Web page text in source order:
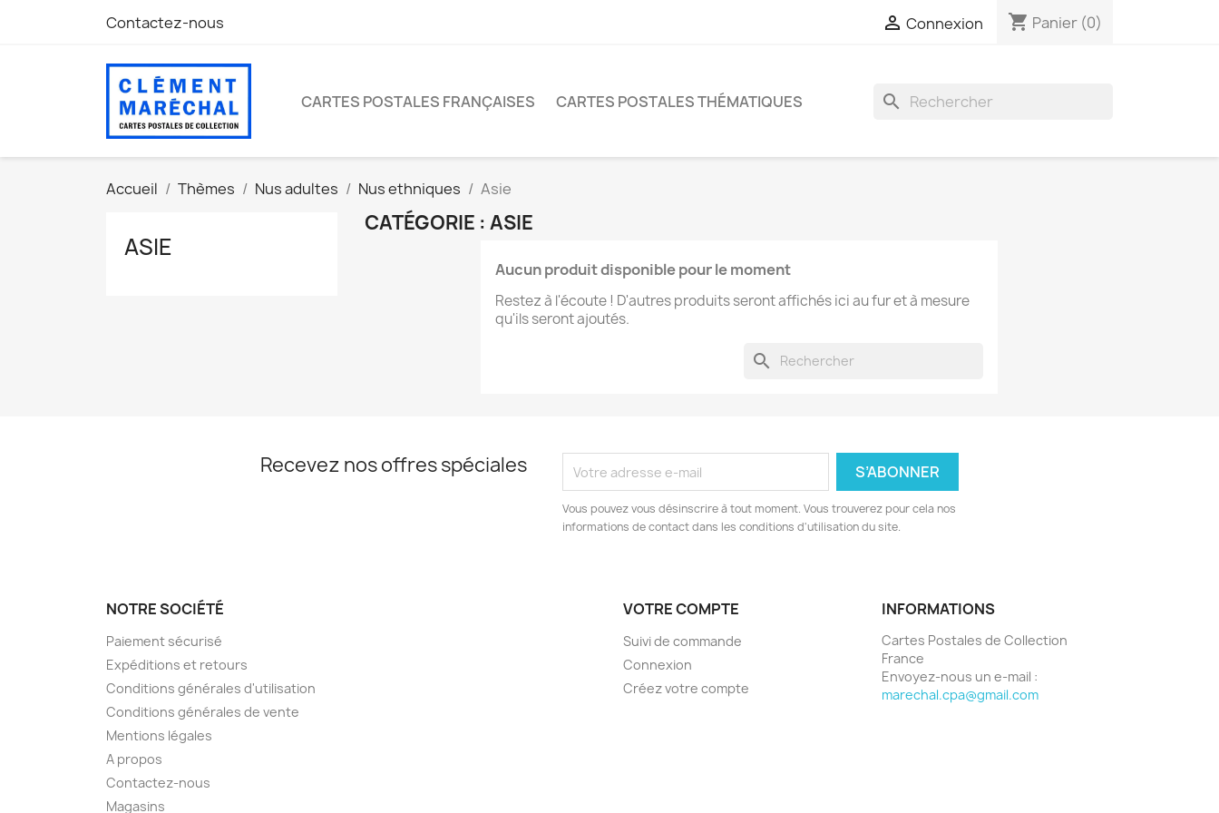
Contactez-nous  Connexion shopping_cart Panier (0)
CARTES POSTALES FRANÇAISES CARTES POSTALES THÉMATIQUES search
Accueil Thèmes Nus adultes Nus ethniques Asie
ASIE
CATÉGORIE : ASIE
Aucun produit disponible pour le moment
Restez à l'écoute ! D'autres produits seront affichés ici au fur et à mesure
qu'ils seront ajoutés.
search
Recevez nos offres spéciales
Vous pouvez vous désinscrire à tout moment. Vous trouverez pour cela nos
informations de contact dans les conditions d'utilisation du site.
NOTRE SOCIÉTÉ
Paiement sécurisé
Expéditions et retours
Conditions générales d'utilisation
Conditions générales de vente
Mentions légales
A propos
Contactez-nous
Magasins
VOTRE COMPTE
Suivi de commande
Connexion
Créez votre compte
INFORMATIONS
Cartes Postales de Collection
France
Envoyez-nous un e-mail :
marechal.cpa@gmail.com